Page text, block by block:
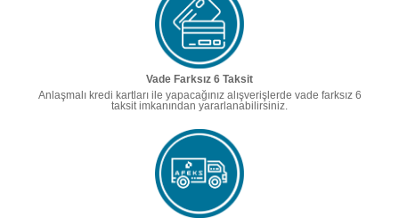
Vade Farksız 6 Taksit
Anlaşmalı kredi kartları ile yapacağınız alışverişlerde vade farksız 6
taksit imkanından yararlanabilirsiniz.